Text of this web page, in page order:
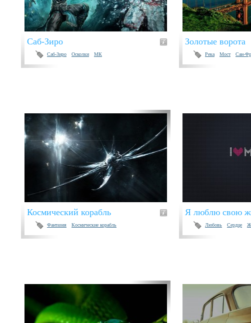
Саб-Зиро
Саб-Зиро Осколки МК
Золотые ворота
Река Мост Сан-
Космический корабль
Фантазия Космические корабль
Я люблю свою
Любовь Сердце